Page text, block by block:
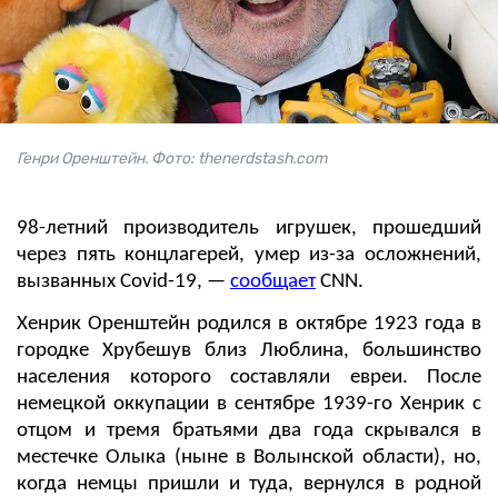
Генри Оренштейн. Фото: thenerdstash.com
98-летний производитель игрушек, прошедший
через пять концлагерей, умер из-за осложнений,
вызванных Covid-19, — сообщаетCNN.
Хенрик Оренштейн родился в октябре 1923 года в
городке Хрубешув близ Люблина, большинство
населения которого составляли евреи. После
немецкой оккупации в сентябре 1939-го Хенрик с
отцом и тремя братьями два года скрывался в
местечке Олыка (ныне в Волынской области), но,
когда немцы пришли и туда, вернулся в родной